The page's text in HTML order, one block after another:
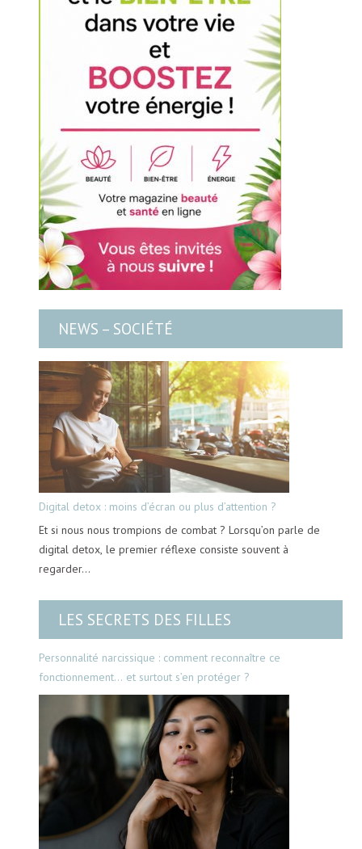
NEWS – SOCIÉTÉ
Digital detox : moins d’écran ou plus d’attention ?
Et si nous nous trompions de combat ? Lorsqu’on parle de
digital detox, le premier réflexe consiste souvent à
regarder…
LES SECRETS DES FILLES
Personnalité narcissique : comment reconnaître ce
fonctionnement… et surtout s’en protéger ?